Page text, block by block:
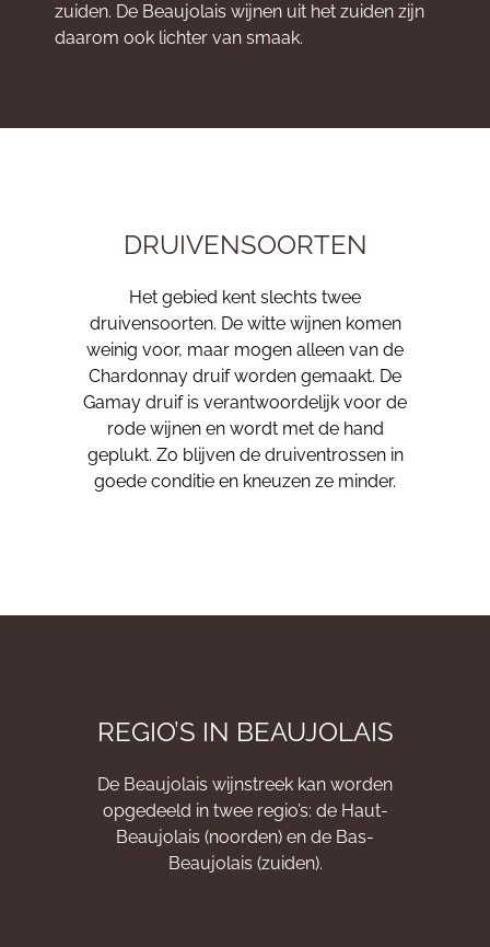
zuiden. De Beaujolais wijnen uit het zuiden zijn
daarom ook lichter van smaak.
DRUIVENSOORTEN
Het gebied kent slechts twee
druivensoorten. De witte wijnen komen
weinig voor, maar mogen alleen van de
Chardonnay druif worden gemaakt. De
Gamay druif is verantwoordelijk voor de
rode wijnen en wordt met de hand
geplukt. Zo blijven de druiventrossen in
goede conditie en kneuzen ze minder.
REGIO’S IN BEAUJOLAIS
De Beaujolais wijnstreek kan worden
opgedeeld in twee regio’s: de Haut-
Beaujolais (noorden) en de Bas-
Beaujolais (zuiden).